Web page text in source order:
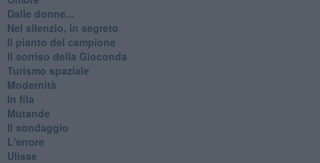
Dalle donne...
Nel silenzio, in segreto
Il pianto del campione
Il sorriso della Gioconda
Turismo spaziale
Modernità
In fila
Mutande
Il sondaggio
L'errore
Ulisse